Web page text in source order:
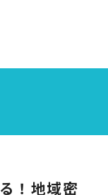
！地域密